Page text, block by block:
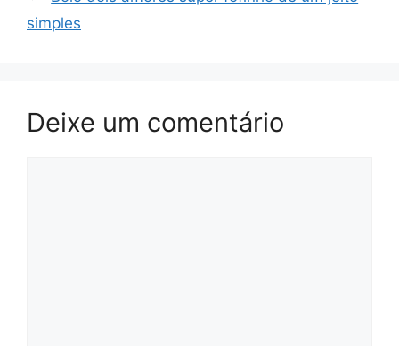
simples
Deixe um comentário